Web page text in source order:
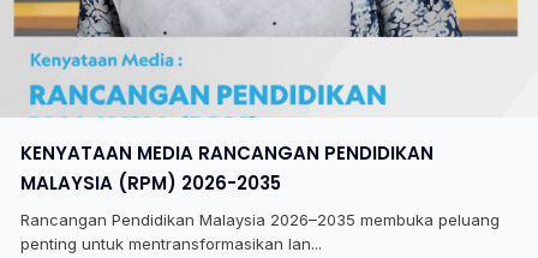
KENYATAAN MEDIA RANCANGAN PENDIDIKAN
MALAYSIA (RPM) 2026-2035
Rancangan Pendidikan Malaysia 2026–2035 membuka peluang
penting untuk mentransformasikan lan...